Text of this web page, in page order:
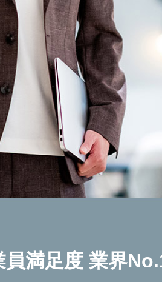
員満足度 業界